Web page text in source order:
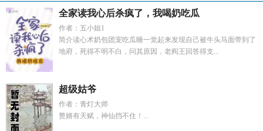
全家读我心后杀疯了，我喝奶吃瓜
作者：五小姐1
简介读心术奶包团宠吃瓜睡一觉起来发现自己被牛头马面带到了
地府，死得不明不白，问其原因，老阎王回答得支...
超级姑爷
作者：青灯大师
赘婿有天赋，神仙挡不住！...